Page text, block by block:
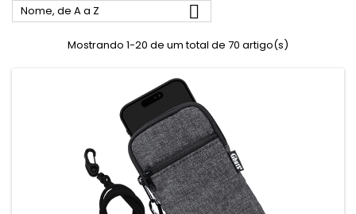
Nome, de A a Z 
Mostrando 1-20 de um total de 70 artigo(s)